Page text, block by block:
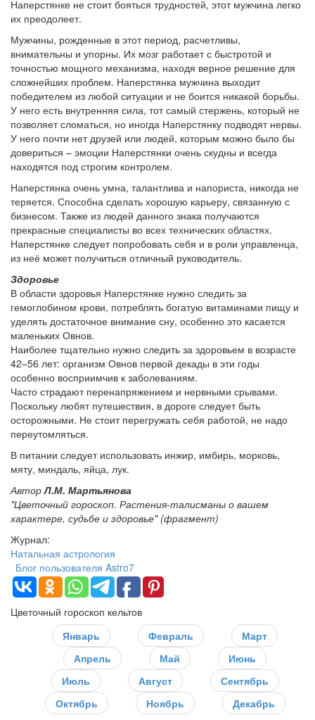
Наперстянке не стоит бояться трудностей, этот мужчина легко
их преодолеет.
Мужчины, рожденные в этот период, расчетливы,
внимательны и упорны. Их мозг работает с быстротой и
точностью мощного механизма, находя верное решение для
сложнейших проблем. Наперстянка мужчина выходит
победителем из любой ситуации и не боится никакой борьбы.
У него есть внутренняя сила, тот самый стержень, который не
позволяет сломаться, но иногда Наперстянку подводят нервы.
У него почти нет друзей или людей, которым можно было бы
довериться – эмоции Наперстянки очень скудны и всегда
находятся под строгим контролем.
Наперстянка очень умна, талантлива и напориста, никогда не
теряется. Способна сделать хорошую карьеру, связанную с
бизнесом. Также из людей данного знака получаются
прекрасные специалисты во всех технических областях.
Наперстянке следует попробовать себя и в роли управленца,
из неё может получиться отличный руководитель.
Здоровье
В области здоровья Наперстянке нужно следить за
гемоглобином крови, потреблять богатую витаминами пищу и
уделять достаточное внимание сну, особенно это касается
маленьких Овнов.
Наиболее тщательно нужно следить за здоровьем в возрасте
42–56 лет: организм Овнов первой декады в эти годы
особенно восприимчив к заболеваниям.
Часто страдают перенапряжением и нервными срывами.
Поскольку любят путешествия, в дороге следует быть
осторожными. Не стоит перегружать себя работой, не надо
переутомляться.
В питании следует использовать инжир, имбирь, морковь,
мяту, миндаль, яйца, лук.
АвторЛ.М. Мартьянова
"Цветочный гороскоп. Растения-талисманы о вашем
характере, судьбе и здоровье" (фрагмент)
Журнал:
Натальная астрология
Блог пользователя Astro7
Цветочный гороскоп кельтов
Январь
Февраль
Март
Апрель
Май
Июнь
Июль
Август
Сентябрь
Октябрь
Ноябрь Декабрь